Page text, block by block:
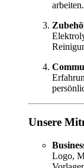
arbeiten.
Unsere
Logo,